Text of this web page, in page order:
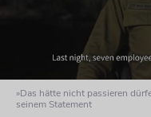
»Das hätte nicht passieren
seinem Statement